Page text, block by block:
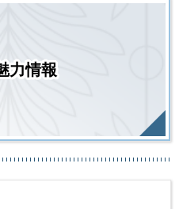
力情報